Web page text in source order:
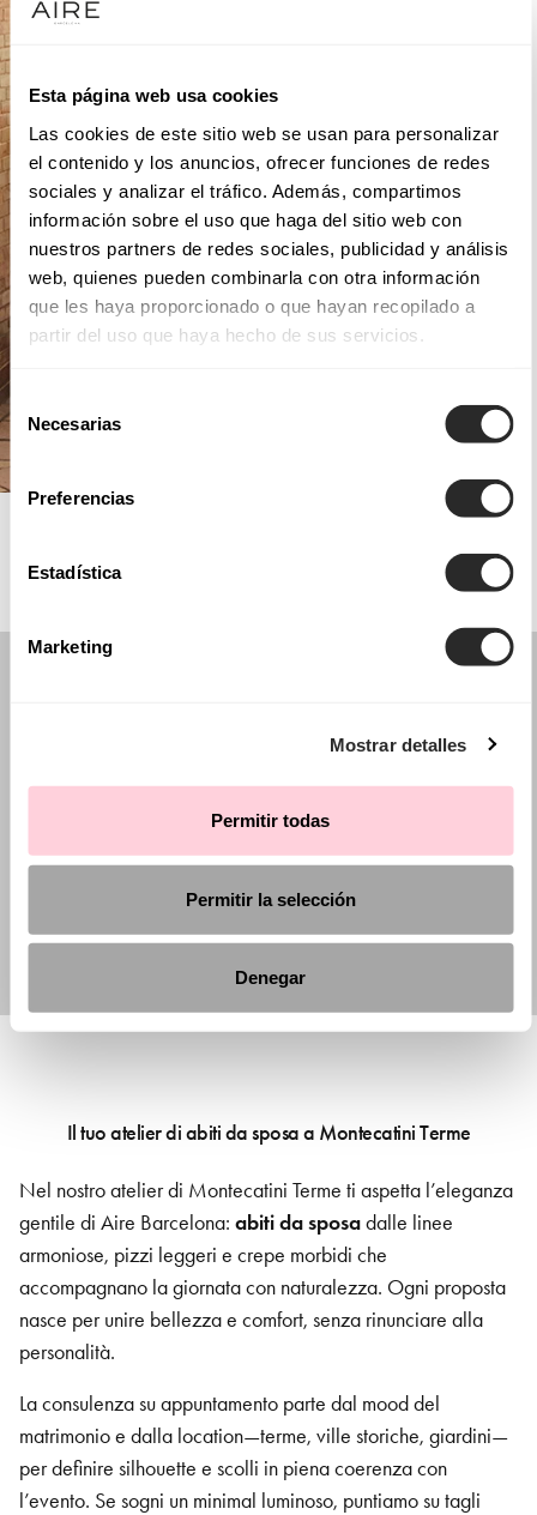
Esta página web usa cookies
Las cookies de este sitio web se usan para personalizar
el contenido y los anuncios, ofrecer funciones de redes
sociales y analizar el tráfico. Además, compartimos
información sobre el uso que haga del sitio web con
nuestros partners de redes sociales, publicidad y análisis
web, quienes pueden combinarla con otra información
que les haya proporcionado o que hayan recopilado a
partir del uso que haya hecho de sus servicios.
Selección
de
consentimiento
Necesarias
Preferencias
Estadística
Marketing
Mostrar detalles
Permitir todas
Permitir la selección
Denegar
Il tuo atelier di abiti da sposa a Montecatini Terme
Nel nostro atelier di Montecatini Terme ti aspetta l’eleganza
gentile di Aire Barcelona: abiti da sposadalle linee
armoniose, pizzi leggeri e crepe morbidi che
accompagnano la giornata con naturalezza. Ogni proposta
nasce per unire bellezza e comfort, senza rinunciare alla
personalità.
La consulenza su appuntamento parte dal mood del
matrimonio e dalla location—terme, ville storiche, giardini—
per definire silhouette e scolli in piena coerenza con
l’evento. Se sogni un minimal luminoso, puntiamo su tagli